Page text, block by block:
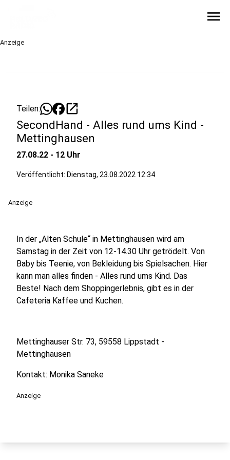
menu
Anzeige
Teilen: open_in_new
SecondHand - Alles rund ums Kind -
Mettinghausen
27.08.22 - 12 Uhr
Veröffentlicht: Dienstag, 23.08.2022 12:34
Anzeige
In der „Alten Schule“ in Mettinghausen wird am
Samstag in der Zeit von 12-14.30 Uhr getrödelt. Von
Baby bis Teenie, von Bekleidung bis Spielsachen. Hier
kann man alles finden - Alles rund ums Kind. Das
Beste! Nach dem Shoppingerlebnis, gibt es in der
Cafeteria Kaffee und Kuchen.
Mettinghauser Str. 73, 59558 Lippstadt -
Mettinghausen
Kontakt: Monika Saneke
Anzeige